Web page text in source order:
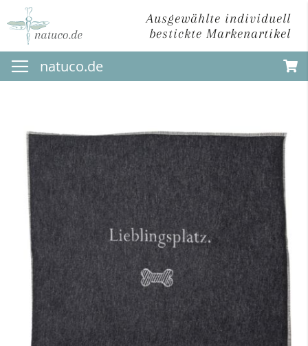
Ausgewählte individuell
bestickte Markenartikel
Direkt
zum
Inhalt
natuco.de
Bildergalerie
springen